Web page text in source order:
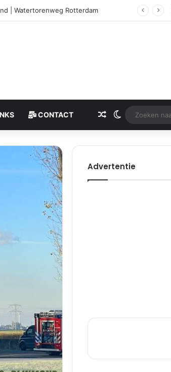
CONTACT Gerelateerd artikel
Switch skin
Advertentie